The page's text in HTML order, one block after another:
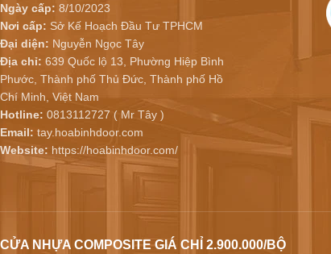
Ngày cấp: 8/10/2023
Nơi cấp: Sở Kế Hoạch Đầu Tư TPHCM
Đại diện: Nguyễn Ngọc Tây
Địa chỉ: 639 Quốc lộ 13, Phường Hiệp Bình
Phước, Thành phố Thủ Đức, Thành phố Hồ
Chí Minh, Việt Nam
Hotline: 0813112727 ( Mr Tây )
Email: tay.hoabinhdoor.com
Website: https://hoabinhdoor.com/
CỬA NHỰA COMPOSITE GIÁ CHỈ 2.900.000/BỘ